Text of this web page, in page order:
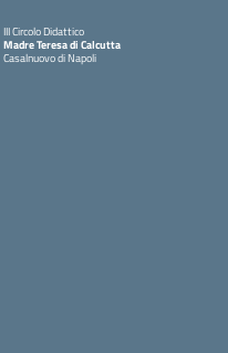
III Circolo Didattico
Madre Teresa di Calcutta
Casalnuovo di Napoli
— Visita la pagina iniziale della scuola